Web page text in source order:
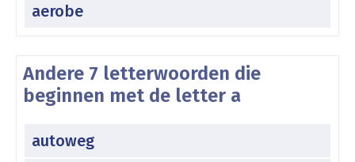
aerobe
Andere 7 letterwoorden die
beginnen met de letter a
autoweg